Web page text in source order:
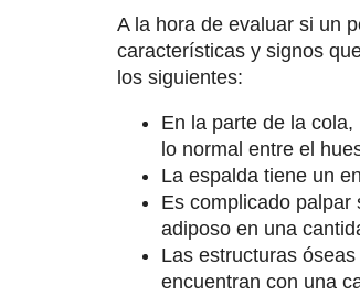
A la hora de evaluar si un
características y signos
los siguientes:
En la parte de la
lo normal entre el
La espalda tiene un
Es complicado
adiposo en una
Las estructuras
encuentran con una